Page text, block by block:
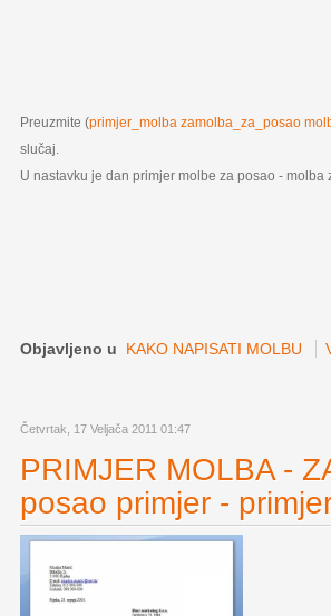
Preuzmite (primjer_molba zamolba_za_posao
slučaj.
U nastavku je dan primjer molbe za posao -
Objavljeno u KAKO NAPISATI MOLBU
Četvrtak, 17 Veljača 2011 01:47
PRIMJER MOLBA -
posao primjer -